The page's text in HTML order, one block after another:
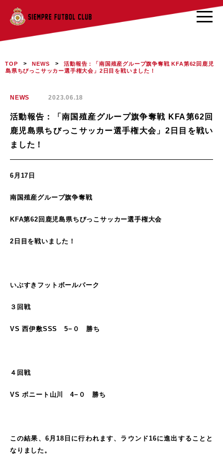
TOP > NEWS >
活動報告：「南国殖産グループ旗争奪戦 KFA第62回鹿児
島県ちびっこサッカー選手権大会」2日目を戦いました！
NEWS 2023.06.18
活動報告：「南国殖産グループ旗争奪戦 KFA第62回
鹿児島県ちびっこサッカー選手権大会」2日目を戦い
ました！
6月17日
南国殖産グループ旗争奪戦
KFA第62回鹿児島県ちびっこサッカー選手権大会
2日目を戦いました！
いぶすきフットボールパーク
３回戦
VS 西伊敷SSS 5−０ 勝ち
４回戦
VS ボニート山川 4−０ 勝ち
この結果、6月18日に行われます、ラウンド16に進出することと
なりました。